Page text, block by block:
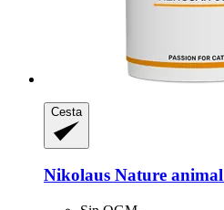
Cesta
Nikolaus Nature animal